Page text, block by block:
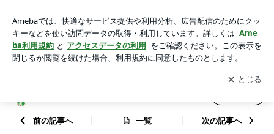
アプリをダウンロードして ブログの更新通知
を受け取りまし
ょう。
開く
前の記事へ 一覧 次の記事へ